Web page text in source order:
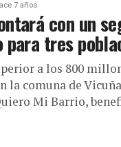
7 años
con un
para tres
a los 800
la comuna de
Mi Barrio,